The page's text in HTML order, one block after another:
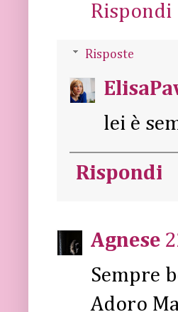
Rispondi
Risposte
lei è
Rispondi
Agnese
Sempre
Adoro